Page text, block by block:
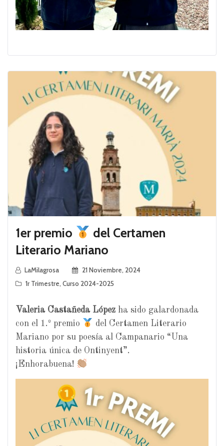
1er premio
del Certamen
Literario Mariano
LaMilagrosa
21 Noviembre, 2024
1r Trimestre, Curso 2024-2025
Valeria Castañeda López ha sido galardonada
con el 1.º premio
del Certamen Literario
Mariano por su poesía al Campanario “Una
historia única de Ontinyent”.
¡Enhorabuena!